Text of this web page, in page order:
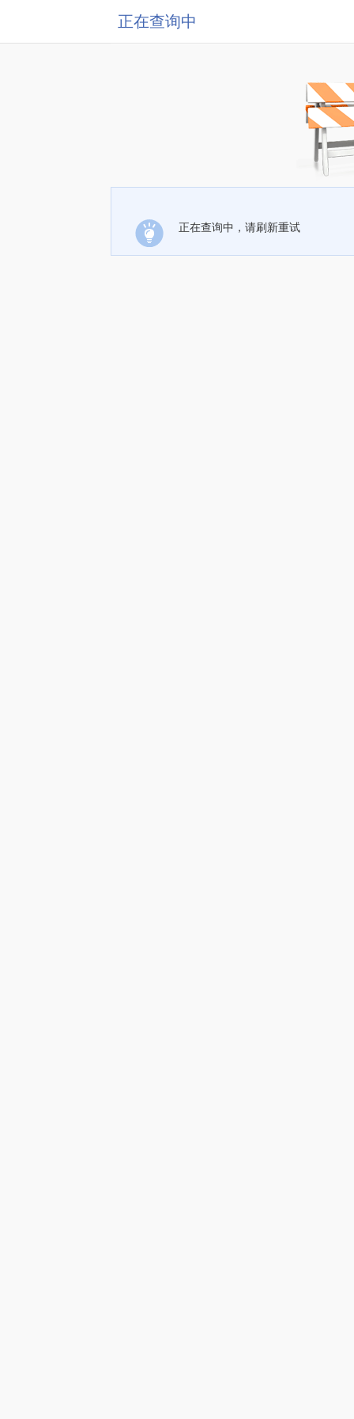
正在查询中
正在查询中，请刷新重试